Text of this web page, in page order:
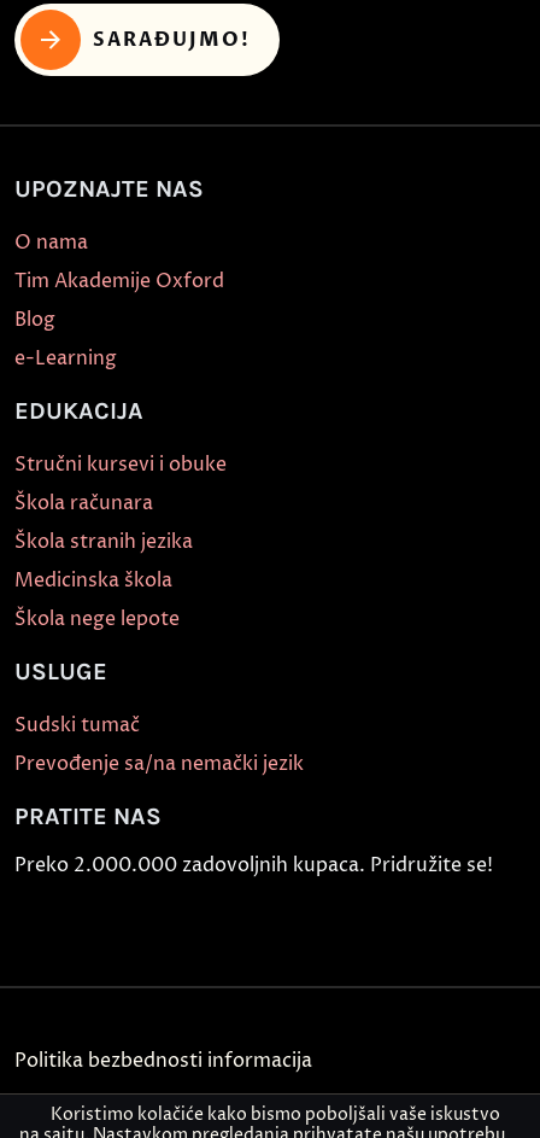
SARAĐUJMO!
UPOZNAJTE NAS
O nama
Tim Akademije Oxford
Blog
e-Learning
EDUKACIJA
Stručni kursevi i obuke
Škola računara
Škola stranih jezika
Medicinska škola
Škola nege lepote
USLUGE
Sudski tumač
Prevođenje sa/na nemački jezik
PRATITE NAS
Preko 2.000.000 zadovoljnih kupaca. Pridružite se!
Politika bezbednosti informacija
Kontakt
Koristimo kolačiće kako bismo poboljšali vaše iskustvo